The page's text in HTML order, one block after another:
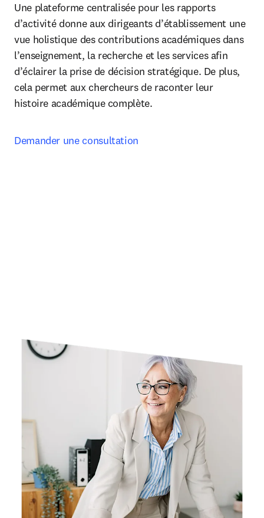
Une plateforme centralisée pour les rapports
d’activité donne aux dirigeants d’établissement une
vue holistique des contributions académiques dans
l’enseignement, la recherche et les services afin
d’éclairer la prise de décision stratégique. De plus,
cela permet aux chercheurs de raconter leur
histoire académique complète.
Demander une consultation